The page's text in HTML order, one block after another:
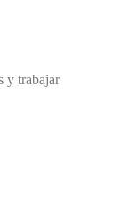
y trabajar